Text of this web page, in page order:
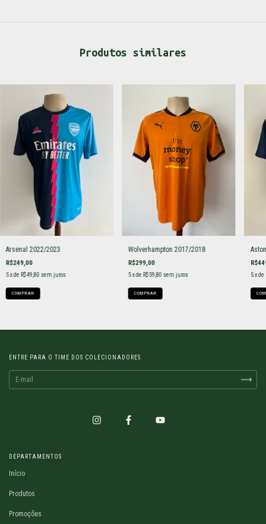
Produtos similares
Arsenal 2022/2023
R$249,00
5x de R$49,80 sem juros
COMPRAR
Wolverhampton 2017/2018
R$299,00
5x de R$59,80 sem juros
COMPRAR
5 x de
ENTRE PARA O TIME DOS COLECIONADORES.
DEPARTAMENTOS
Início
Produtos
Promoções